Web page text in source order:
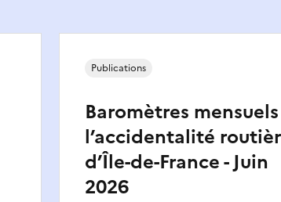
Baromètres
l’accidentalité
d’Île-de-France - Juin
2026
Publications